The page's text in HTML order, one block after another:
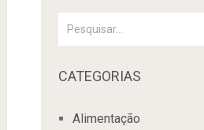
CATEGORIAS
Alimentação